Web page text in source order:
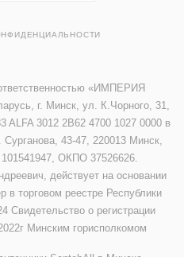
«ИМПЕРИЯ
г. Минск, ул. К.Чорного, 31,
3012 2B62 4700 1027 0000 в
43-47, 220013 Минск,
ОКПО 37526626.
действует на основании
в торговом реестре Республики
Свидетельство о регистрации
Минским горисполкомом